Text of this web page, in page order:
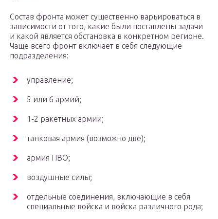
Состав фронта может существенно варьироваться в
зависимости от того, какие были поставлены задачи
и какой является обстановка в конкретном регионе.
Чаще всего фронт включает в себя следующие
подразделения:
управление;
5 или 6 армий;
1-2 ракетных армии;
танковая армия (возможно две);
армия ПВО;
воздушные силы;
отдельные соединения, включающие в себя
специальные войска и войска различного рода;